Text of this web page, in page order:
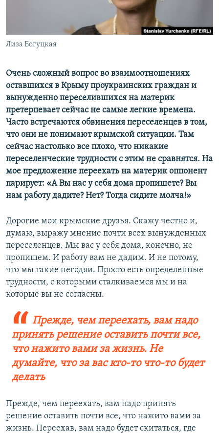
КРЫМ.НЕПОКОРЕННЫЙ
ELIFBE
Все сайты RFE/RL
Лиза Богуцкая
Очень сложный вопрос во взаимоотношениях
оставшихся в Крыму проукраинских граждан и
вынужденно переселившихся на материк
претерпевает сейчас не самые легкие времена.
Часто встречаются обвинения переселенцев в том,
что они не понимают крымской ситуации. Там
сейчас настолько все плохо, что никакие
переселенческие трудности с этим не сравнятся. На
мое предложение переехать на материк оппонент
парирует: «А Вы нас у себя дома пропишете? Вы
нам работу дадите? Нет? Тогда сидите молча!»
Дорогие мои крымские друзья. Скажу честно и,
думаю, выражу мнение почти всех вынужденных
переселенцев. Мы вас у себя дома, конечно, не
пропишем. И работу вам не дадим. И не потому,
что мы такие негодяи. Просто есть определенные
трудности, с которыми сталкиваемся мы и на
которые вы не согласны.
Прежде, чем переехать, вам надо
принять решение оставить почти все,
что нажито вами за жизнь. Не
думайте, что за вас кто-то что-то будет
делать
Прежде, чем переехать, вам надо принять
решение оставить почти все, что нажито вами за
жизнь. Переехав, вам надо будет скитаться, где